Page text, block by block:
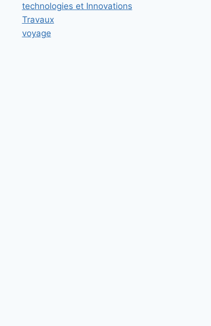
technologies et Innovations
Travaux
voyage